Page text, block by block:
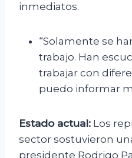
inmediatos.
“Solamente se
trabajo. Han
trabajar con
puedo informar
Estado actual: Los
sector sostuvieron
presidente Rodrigo